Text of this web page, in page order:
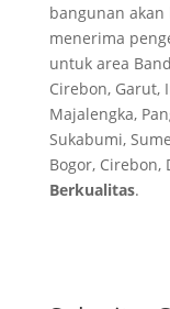
bangunan
menerima
untuk area
Cirebon, Garut,
Majalengka,
Sukabumi,
Bogor, Cirebon,
Berkualitas.